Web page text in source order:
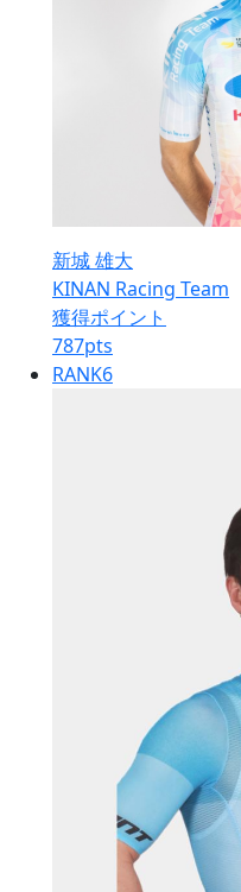
新城 雄大
KINAN Racing Team
獲得ポイント
787pts
RANK6